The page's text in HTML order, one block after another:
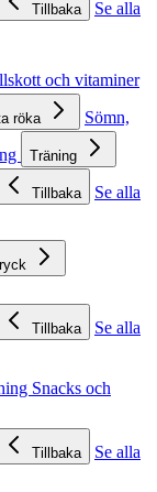
Tillbaka
Se alla
och vitaminer
röka
Sömn,
Träning
Tillbaka
Se alla
Tillbaka
Se alla
Snacks och
Tillbaka
Se alla